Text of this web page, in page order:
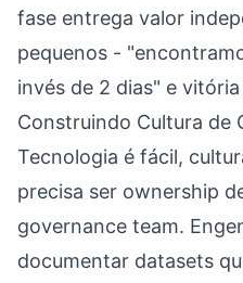
fase entrega valor
pequenos -
invés de 2 dias" e vitória
Construindo Cultura de
Tecnologia é fácil,
precisa ser ownership
governance team.
documentar datasets